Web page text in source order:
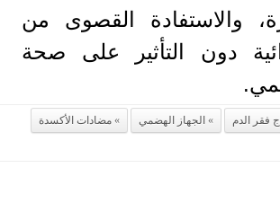
والاستفادة القصوى من
دون التأثير على صحة
فقر الدم الجهاز الهضمي
مضادات الأكسدة